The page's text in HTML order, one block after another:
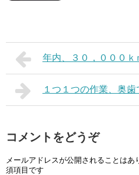
年内、３０，０００ｋ
１つ１つの作業、奥歯
コメントをどうぞ
メールアドレスが公開されることはあ
須項目です